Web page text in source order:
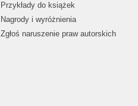
Przykłady do książek
Nagrody i wyróżnienia
Zgłoś naruszenie praw autorskich